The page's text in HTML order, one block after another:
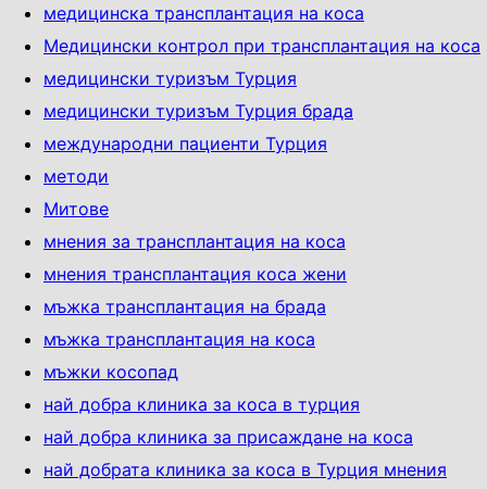
медицинска трансплантация на коса
Медицински контрол при трансплантация на коса
медицински туризъм Турция
медицински туризъм Турция брада
международни пациенти Турция
методи
Митове
мнения за трансплантация на коса
мнения трансплантация коса жени
мъжка трансплантация на брада
мъжка трансплантация на коса
мъжки косопад
най добра клиника за коса в турция
най добра клиника за присаждане на коса
най добрата клиника за коса в Турция мнения